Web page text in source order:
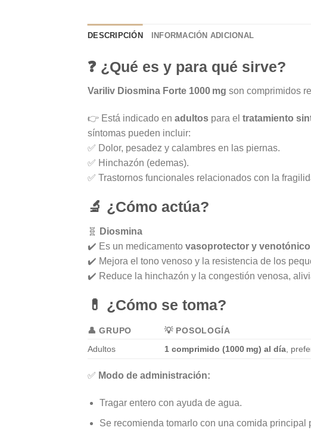
DESCRIPCIÓN INFORMACIÓN ADICIONAL
❓ ¿Qué es y para qué sirve?
Variliv Diosmina Forte 1000 mg son comprimidos
👉 Está indicado en adultos para el tratamiento
síntomas pueden incluir:
✅ Dolor, pesadez y calambres en las piernas.
✅ Hinchazón (edemas).
✅ Trastornos funcionales relacionados con la
🔬 ¿Cómo actúa?
🧬
Diosmina
✔️ Es un medicamento vasoprotector y venotónico
✔️ Mejora el tono venoso y la resistencia de los
✔️ Reduce la hinchazón y la congestión venosa,
💊 ¿Cómo se toma?
👤 GRUPO 💡 POSOLOGÍA
Adultos
1 comprimido (1000 mg) al día ,
✅ Modo de administración:
Tragar entero con ayuda de agua.
Se recomienda tomarlo con una comida